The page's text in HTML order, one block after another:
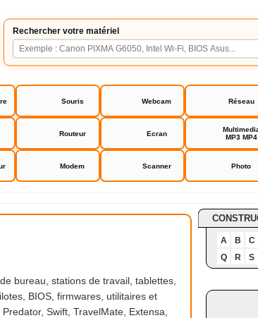
Rechercher votre matériel
Souris Webcam Réseau
Routeur Ecran
MP3 MP4
Modem Scanner Photo
bureau, stations de travail, tablettes,
BIOS, firmwares, utilitaires et
Swift, TravelMate, Extensa,
A B
C
Q
R S